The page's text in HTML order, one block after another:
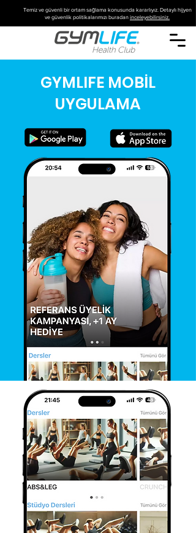
Temiz ve güvenli bir ortam sağlama konusunda kararlıyız. Detaylı hijyen
ve güvenlik politikalarımızı buradaninceleyebilirsiniz.
GYMLIFE MOBİL
UYGULAMA